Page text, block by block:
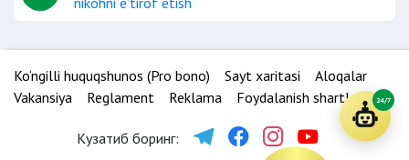
Ko‘ngilli huquqshunos (Pro bono) Sayt xaritasi
Aloqalar
Vakansiya
Reglament Reklama Foydalanish shartlari
Кузатиб боринг:
24/7